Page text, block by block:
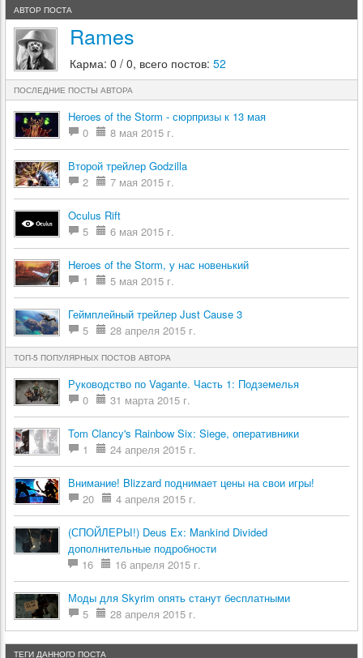
АВТОР ПОСТА
Rames
Карма: 0 / 0, всего постов: 52
ПОСЛЕДНИЕ ПОСТЫ АВТОРА
Heroes of the Storm - сюрпризы к 13 мая
0
8 мая 2015 г.
Второй трейлер Godzilla
2
7 мая 2015 г.
Oculus Rift
5
6 мая 2015 г.
Heroes of the Storm, у нас новенький
1
5 мая 2015 г.
Геймплейный трейлер Just Cause 3
5
28 апреля 2015 г.
ТОП-5 ПОПУЛЯРНЫХ ПОСТОВ АВТОРА
Руководство по Vagante. Часть 1: Подземелья
0
31 марта 2015 г.
Tom Clancy's Rainbow Six: Siege, оперативники
1
24 апреля 2015 г.
Внимание! Blizzard поднимает цены на свои игры!
20
4 апреля 2015 г.
(СПОЙЛЕРЫ!) Deus Ex: Mankind Divided
дополнительные подробности
16
16 апреля 2015 г.
Моды для Skyrim опять станут бесплатными
5
28 апреля 2015 г.
ТЕГИ ДАННОГО ПОСТА